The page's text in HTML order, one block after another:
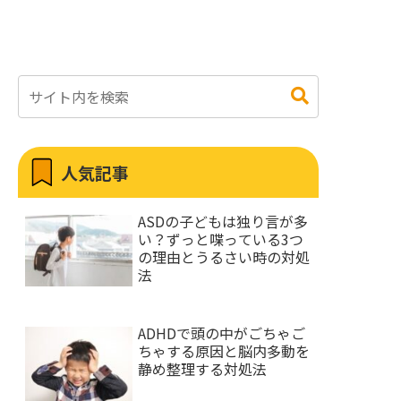
人気記事
ASDの子どもは独り言が多
い？ずっと喋っている3つ
の理由とうるさい時の対処
法
ADHDで頭の中がごちゃご
ちゃする原因と脳内多動を
静め整理する対処法